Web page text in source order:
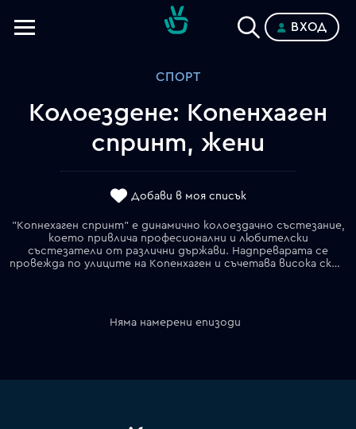
ВХОД
СПОРТ
Колоездене: Копенхаген
спринт, жени
Добави в моя списък
"Копнехаген спринт" е динамично колоездачно състезание,
което привлича професионални и любителски
състезатели от различни държави. Надпреварата се
провежда по улиците на Копенхаген и съчетава висока скорост, спортен дух и модерната велосипедна култура на града. Състезанието е известно с атрактивния си маршрут, отличната организация и големия интерес от страна на публиката. Освен спортно събитие, "Копнехаген спринт" популяризира активния начин на живот и устойчивия градски транспорт.
Няма намерени епизоди